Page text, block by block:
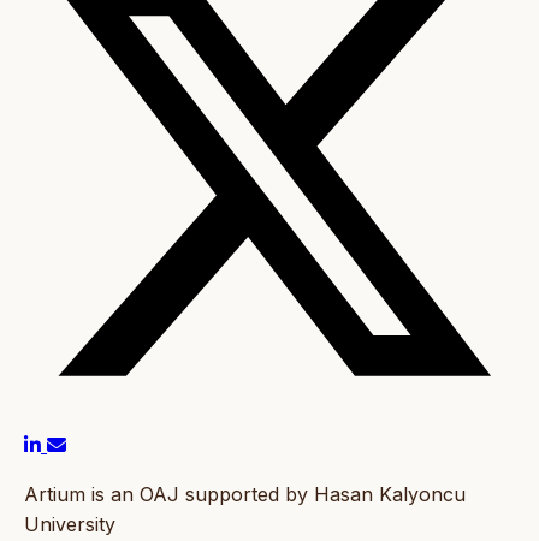
Artium is an OAJ supported by Hasan Kalyoncu
University